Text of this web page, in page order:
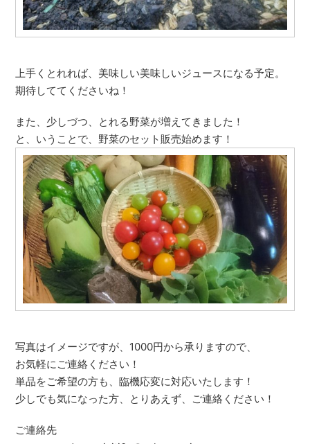
上手くとれれば、美味しい美味しいジュースになる予定。
期待しててくださいね！
また、少しづつ、とれる野菜が増えてきました！
と、いうことで、野菜のセット販売始めます！
写真はイメージですが、1000円から承りますので、
お気軽にご連絡ください！
単品をご希望の方も、臨機応変に対応いたします！
少しでも気になった方、とりあえず、ご連絡ください！
ご連絡先